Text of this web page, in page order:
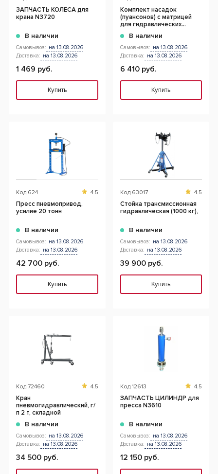
ЗАПЧАСТЬ КОЛЕСА для
крана N3720
В наличии
Самовывоз: на 13.08.2026
Доставка: на 13.08.2026
1 469 руб.
Купить
Комплект насадок
(пуансонов) c матрицей
для гидравлических
В наличии
Самовывоз: на 13.08.2026
Доставка: на 13.08.2026
6 410 руб.
Купить
Код 624 4.5
Пресс пневмопривод,
усилие 20 тонн
В наличии
Самовывоз: на 13.08.2026
Доставка: на 13.08.2026
42 700 руб.
Купить
Код 63017 4.5
Стойка трансмиссионная
гидравлическая (1000 кг),
В наличии
Самовывоз: на 13.08.2026
Доставка: на 13.08.2026
39 900 руб.
Купить
Код 72460 4.5
Кран
пневмогидравлический, г/
п 2 т, складной
В наличии
Самовывоз: на 13.08.2026
Доставка: на 13.08.2026
34 500 руб.
Код 12613 4.5
ЗАПЧАСТЬ ЦИЛИНДР для
пресса N3610
В наличии
Самовывоз: на 13.08.2026
Доставка: на 13.08.2026
12 150 руб.